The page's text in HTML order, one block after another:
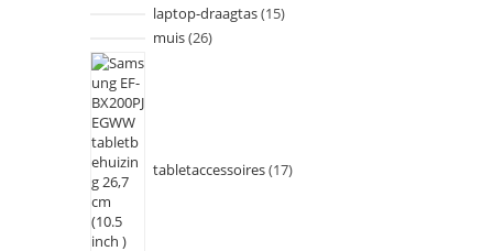
laptop-draagtas 15
muis 26
tabletaccessoires 17